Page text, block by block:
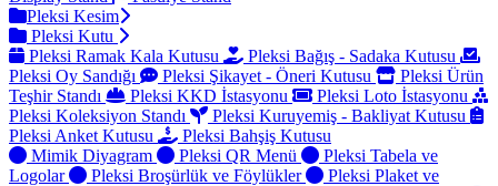
Pleksi Kesim
Pleksi Kutu
Pleksi Ramak Kala Kutusu
Pleksi Bağış - Sadaka Kutusu
Pleksi Oy Sandığı
Pleksi Şikayet - Öneri Kutusu
Pleksi Ürün
Teşhir Standı
Pleksi KKD İstasyonu
Pleksi Loto İstasyonu
Pleksi Koleksiyon Standı
Pleksi Kuruyemiş - Bakliyat Kutusu
Pleksi Anket Kutusu
Pleksi Bahşiş Kutusu
Mimik Diyagram
Pleksi QR Menü
Pleksi Tabela ve
Logolar
Pleksi Broşürlük ve Föylükler
Pleksi Plaket ve